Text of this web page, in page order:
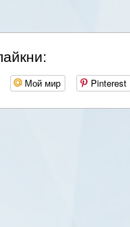
Мой мир Pinterest